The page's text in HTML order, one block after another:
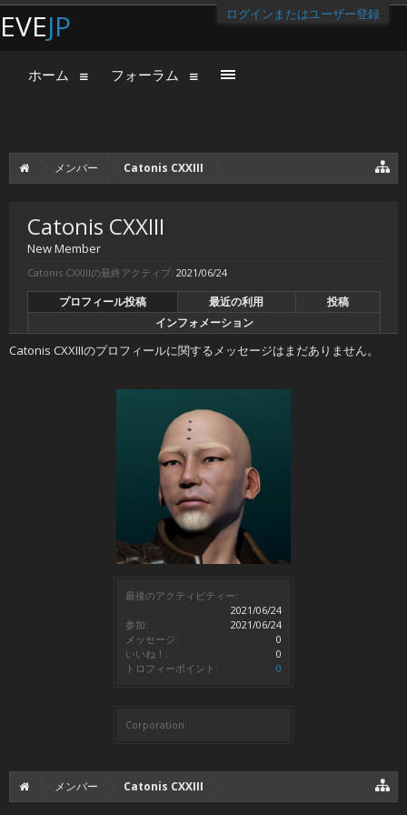
ログインまたはユーザー登録
メンバー Catonis CXXIII
最後のアクティビティー:
2021/06/24
参加:
2021/06/24
メッセージ:
0
いいね！:
0
トロフィーポイント:
0
Corporation:
Catonis CXXIII
New Member
Catonis CXXIIIの最終アクティブ: 2021/06/24
プロフィール投稿 最近の利用
投稿
インフォメーション
Catonis CXXIIIのプロフィールに関するメッセージはまだありません。
メンバー Catonis CXXIII
EVEJP
ホーム フォーラム